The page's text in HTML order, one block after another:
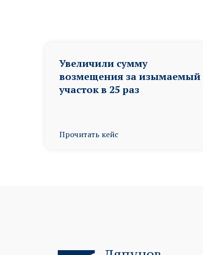
Увеличили сумму
возмещения за изымаемый
участок в 25 раз
Прочитать кейс